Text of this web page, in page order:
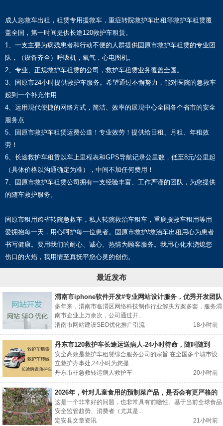
成人急救车出租，租赁专用援救车，重症转院救护车出租等救护车租赁覆
盖全国，第一时间提供长途120救护车租赁。
1、一支主要为病残患者和行动不便的人群提供固原市救护车租赁的专业团
队，（设备齐全）呼吸机，氧气，心电图机。
2、专业、正规救护车租赁的公司，救护车租赁业务覆盖全国。
3、固原市24小时提供救护车服务。希望通过不懈努力，能对医院的急救车
起到一个补充作用
4、运用现代便捷的网络方式，简洁、效率的展现中心全国各个省市的安全
服务点
5、固原市救护车租赁运费公道！专业效劳！提供给日租、月租、年租效
劳！
6、长途救护车租赁以车上里程表和GPS导航记录公里数，低至8元/公里起
（具体价格以沟通确定为准），中间不加任何费用！
7、固原市救护车租赁公司拥有一支经验丰富、工作严谨的团队，为您提供
的随车救护服务。
固原市租用跨省转院急救车，私人转院救治车租车，重病援救车租用等用
爱拥抱每一天，用心呵护每一位患者。固原市救护/救治车出租用心为患者
书写健康。要用我们的耐心、诚心、热情为顾客服务。我用心化水浇熄您
伤口的火焰，我用情至真抚平您心灵的创伤。
最近发布
渭南市iphone软件开发#专业网站设计服务，优秀开发团队
多年来，渭南市临渭区网络科技制作行业解决方案多套，服务渭
南市企业上万余次，公司通过开...
渭南市网站建设SEO优化推广引流
18小时前
丹东市120救护车长途运送病人-24小时待命，随叫随到
安全高效是救护车租赁综合服务公司的宗旨.在全国多个城市设
立救护办事处,24小时为您提...
丹东市非急救转运病人救护车
20小时前
2026年，针对儿童食用的预制菜产品，是否会有更严格的
分级标识要求？
这是一个非常好的问题，也非常具有前瞻性。基于当前全球食品
安全监管趋势、消费者（尤其是...
定安县文章资讯
21小时前